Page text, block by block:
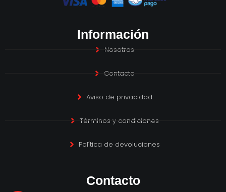
Información
Nosotros
Contacto
Aviso de privacidad
Términos y condiciones
Política de devoluciones
Contacto